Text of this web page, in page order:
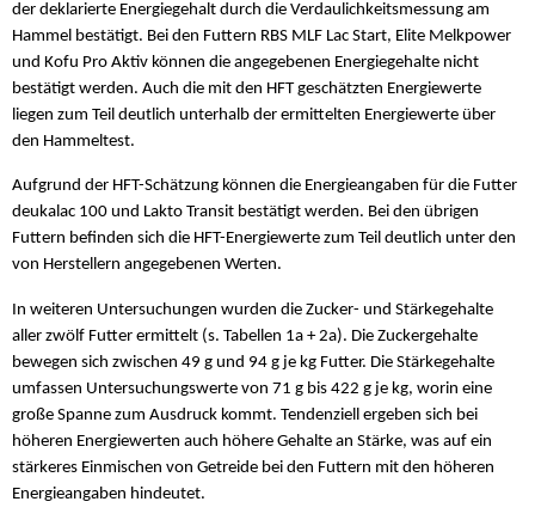
der deklarierte Energiegehalt durch die Verdaulichkeitsmessung am
Hammel bestätigt. Bei den Futtern RBS MLF Lac Start, Elite Melkpower
und Kofu Pro Aktiv können die angegebenen Energiegehalte nicht
bestätigt werden. Auch die mit den HFT geschätzten Energiewerte
liegen zum Teil deutlich unterhalb der ermittelten Energiewerte über
den Hammeltest.
Aufgrund der HFT-Schätzung können die Energieangaben für die Futter
deukalac 100 und Lakto Transit bestätigt werden. Bei den übrigen
Futtern befinden sich die HFT-Energiewerte zum Teil deutlich unter den
von Herstellern angegebenen Werten.
In weiteren Untersuchungen wurden die Zucker- und Stärkegehalte
aller zwölf Futter ermittelt (s. Tabellen 1a + 2a). Die Zuckergehalte
bewegen sich zwischen 49 g und 94 g je kg Futter. Die Stärkegehalte
umfassen Untersuchungswerte von 71 g bis 422 g je kg, worin eine
große Spanne zum Ausdruck kommt. Tendenziell ergeben sich bei
höheren Energiewerten auch höhere Gehalte an Stärke, was auf ein
stärkeres Einmischen von Getreide bei den Futtern mit den höheren
Energieangaben hindeutet.